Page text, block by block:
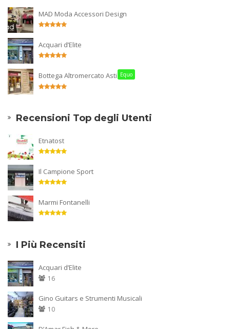
MAD Moda Accessori Design
Acquari d’Elite
Bottega Altromercato Asti Equo
Recensioni Top degli Utenti
Etnatost
Il Campione Sport
Marmi Fontanelli
I Più Recensiti
Acquari d’Elite
16
Gino Guitars e Strumenti Musicali
10